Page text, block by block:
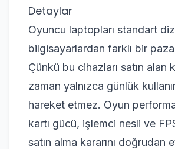
Detaylar
Oyuncu laptopları standart
bilgisayarlardan farklı bir
Çünkü bu cihazları satın alan
zaman yalnızca günlük
hareket etmez. Oyun
kartı gücü, işlemci nesli ve
satın alma kararını doğrudan